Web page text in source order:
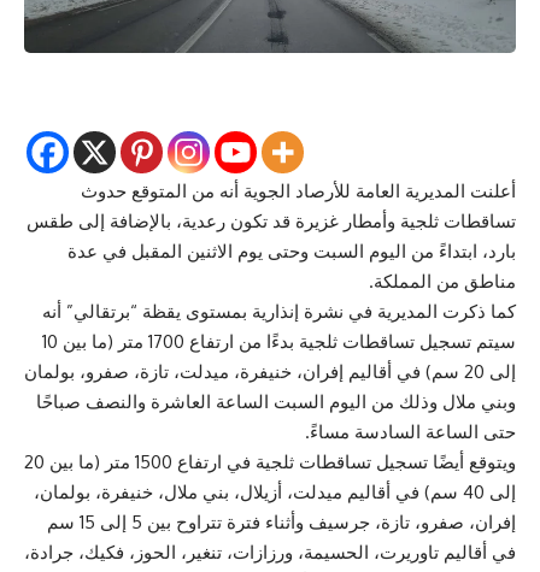
أعلنت المديرية العامة للأرصاد الجوية أنه من المتوقع حدوث
تساقطات ثلجية وأمطار غزيرة قد تكون رعدية، بالإضافة إلى طقس
بارد، ابتداءً من اليوم السبت وحتى يوم الاثنين المقبل في عدة
مناطق من المملكة.
كما ذكرت المديرية في نشرة إنذارية بمستوى يقظة “برتقالي” أنه
سيتم تسجيل تساقطات ثلجية بدءًا من ارتفاع 1700 متر (ما بين 10
إلى 20 سم) في أقاليم إفران، خنيفرة، ميدلت، تازة، صفرو، بولمان
وبني ملال وذلك من اليوم السبت الساعة العاشرة والنصف صباحًا
حتى الساعة السادسة مساءً.
ويتوقع أيضًا تسجيل تساقطات ثلجية في ارتفاع 1500 متر (ما بين 20
إلى 40 سم) في أقاليم ميدلت، أزيلال، بني ملال، خنيفرة، بولمان،
إفران، صفرو، تازة، جرسيف وأثناء فترة تتراوح بين 5 إلى 15 سم
في أقاليم تاوريرت، الحسيمة، ورزازات، تنغير، الحوز، فكيك، جرادة،